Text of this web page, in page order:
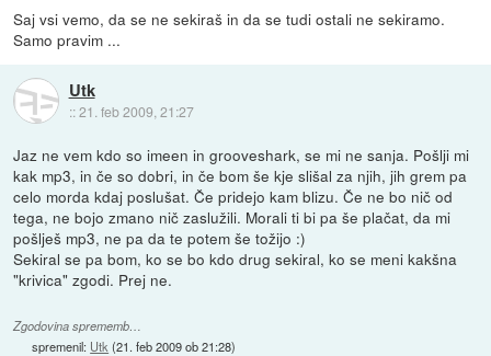
Saj vsi vemo, da se ne sekiraš in da se tudi ostali ne sekiramo.
Samo pravim ...
Utk
::21. feb 2009, 21:27
Jaz ne vem kdo so imeen in grooveshark, se mi ne sanja. Pošlji mi
kak mp3, in če so dobri, in če bom še kje slišal za njih, jih grem pa
celo morda kdaj poslušat. Če pridejo kam blizu. Če ne bo nič od
tega, ne bojo zmano nič zaslužili. Morali ti bi pa še plačat, da mi
pošlješ mp3, ne pa da te potem še tožijo :)
Sekiral se pa bom, ko se bo kdo drug sekiral, ko se meni kakšna
"krivica" zgodi. Prej ne.
Zgodovina sprememb…
spremenil: Utk (21. feb 2009 ob 21:28)